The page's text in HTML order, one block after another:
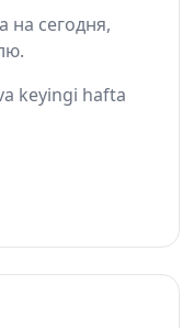
на сегодня,
keyingi hafta